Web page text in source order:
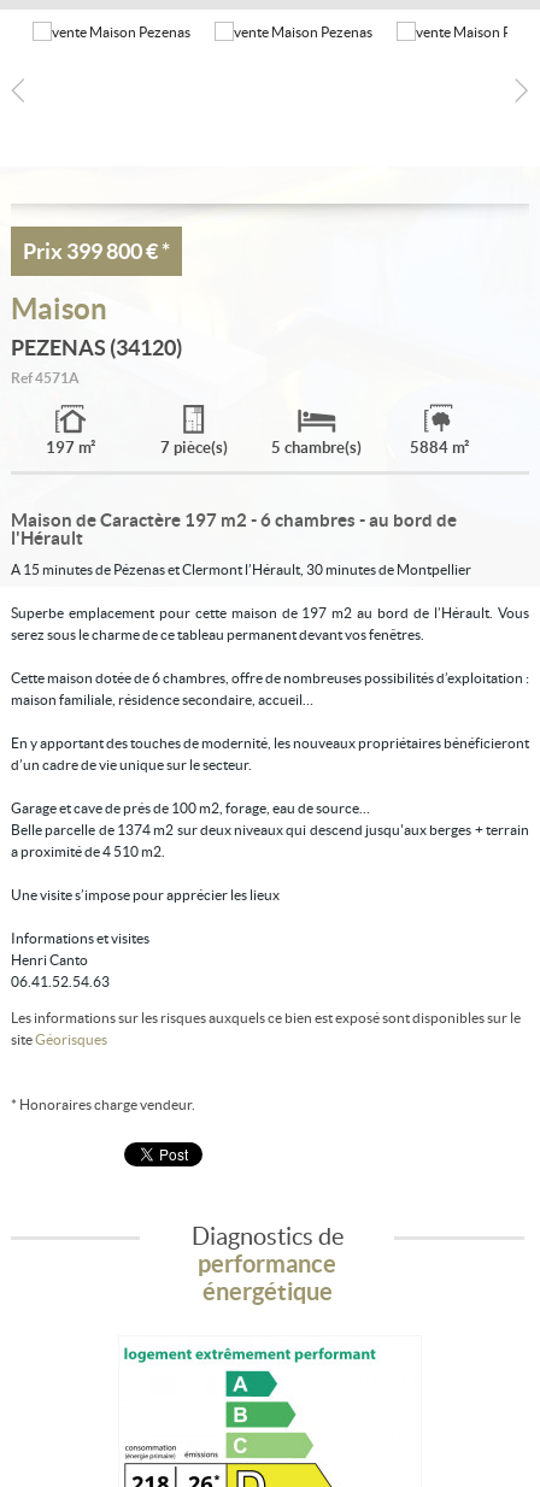
Prix 399 800 €*
Maison
PEZENAS (34120)
Ref4571A
197 m² 7 pièce(s) 5 chambre(s) 5884 m²
Maison de Caractère 197 m2 - 6 chambres - au bord de
l'Hérault
A 15 minutes de Pézenas et Clermont l’Hérault, 30 minutes de Montpellier
Superbe emplacement pour cette maison de 197 m2 au bord de l’Hérault. Vous
serez sous le charme de ce tableau permanent devant vos fenêtres.
Cette maison dotée de 6 chambres, offre de nombreuses possibilités d’exploitation :
maison familiale, résidence secondaire, accueil…
En y apportant des touches de modernité, les nouveaux propriétaires bénéficieront
d’un cadre de vie unique sur le secteur.
Garage et cave de prés de 100 m2, forage, eau de source…
Belle parcelle de 1374 m2 sur deux niveaux qui descend jusqu'aux berges + terrain
a proximité de 4 510 m2.
Une visite s’impose pour apprécier les lieux
Informations et visites
Henri Canto
06.41.52.54.63
Les informations sur les risques auxquels ce bien est exposé sont disponibles sur le
siteGéorisques
* Honoraires charge vendeur.
Diagnostics de
performance
énergétique